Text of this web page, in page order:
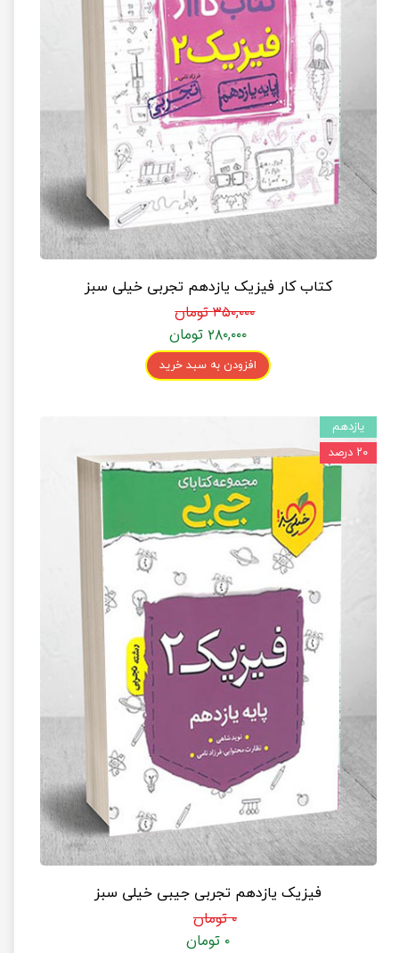
کتاب کار فیزیک یازدهم تجربی خیلی سبز
۳۵۰,۰۰۰ تومان
۲۸۰,۰۰۰ تومان
افزودن به سبد خرید
فیزیک یازدهم تجربی جیبی خیلی سبز
۰ تومان
۰ تومان
یازدهم
۲۰ درصد